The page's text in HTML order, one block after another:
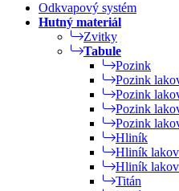
Odkvapový systém
Hutný materiál
Zvitky
Tabule
Pozink
Pozink
Pozink
Pozink
Pozink
Hliník
Hliník
Hliník
Titán